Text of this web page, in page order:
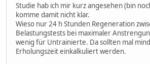
Studie hab ich mir kurz angesehen (bin
komme damit nicht klar.
Wieso nur 24 h Stunden Regeneration
Belastungstests bei maximaler
wenig für Untrainierte. Da sollten mal
Erholungszeit einkalkuliert werden.